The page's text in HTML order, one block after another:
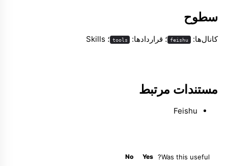
سطوح
کانال‌ها: feishu ؛ قراردادها: tools ؛ Skills
مستندات مرتبط
Feishu
Was this useful?
Yes
No